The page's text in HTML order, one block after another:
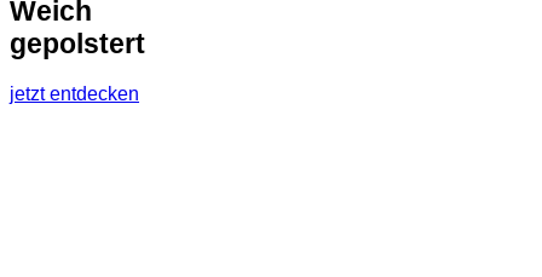
Weich
gepolstert
jetzt entdecken